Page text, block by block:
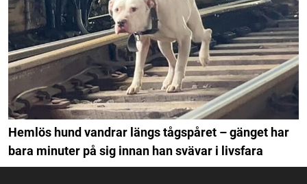
Hemlös hund vandrar längs tågspåret – gänget har
bara minuter på sig innan han svävar i livsfara